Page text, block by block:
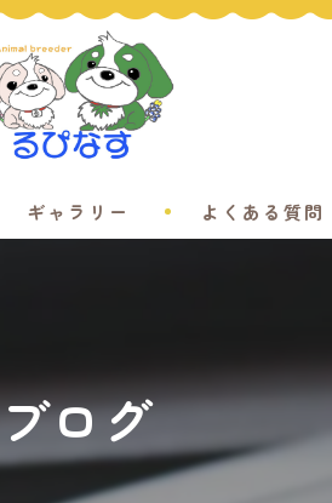
ギャラリー よくある質問
ブログ